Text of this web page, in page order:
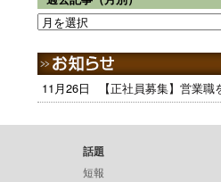
11月26日 【正社員募集】営業
話題
短報